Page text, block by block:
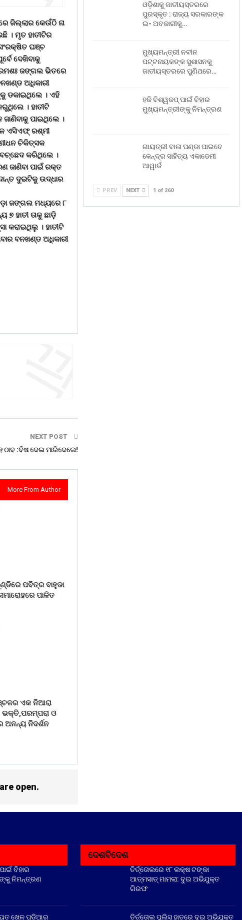
ଜିଲ୍ଲାର କେଉଁଠି ନା
। ମୃତ ହାତୀଟିର
ଘଞ୍ଚ
ଦେଖିବାକୁ
ଜଙ୍ଗଲ ଭିତରେ
ଅଧିକାରୀ
ଡକାଇଥିଲେ । ଏହି
। ହାତୀଟି
ପାଇଥିଲେ ।
ଏସିଏଫ୍ ରଶ୍ମୀ
ଚିକିତ୍ସକ
କରିଥିଲେ ।
ଜାଣିବା ପାଇଁ ରକ୍ତ
ଦୁଇଟିକୁ ଉଦ୍ଧାର
ଜଙ୍ଗଲ ମଧ୍ୟରେ ୮
ହାତୀ ତାକୁ ଛାଡ଼ି
କରାଇଥିଲୁ । ହାତୀଟି
ବନଖଣ୍ଡ ଅଧିକାରୀ
NEXT POST
ଠାବ :ବିଷ ଦେଇ ମାରିଦେଲେ!
More From Author
ପବିତ୍ର ବାହୁଡା
ପାଳିତ
ଏକ ନିଆରା
ଭକ୍ତି,ପରମ୍ପରା ଓ
ଅନନ୍ୟ ନିଦର୍ଶନ
open.
ଓଡ଼ିଶାକୁ ଜାତୀୟସ୍ତରରେ
ପୁରସ୍କୃତ : ରାଜ୍ୟ ସରକାରଙ୍କ
ଇ- ଅବକାରୀକୁ…
ମୁଖ୍ୟମନ୍ତ୍ରୀ ନବୀନ
ପଟ୍ଟନାୟକଙ୍କ ସୁଶାସନକୁ
ଜାତୀୟସ୍ତରରେ ପୁଣିଥରେ…
ହକି ବିଶ୍ୱକପ୍ ପାଇଁ ବିହାର
ମୁଖ୍ୟମନ୍ତ୍ରୀଙ୍କୁ ନିମନ୍ତ୍ରଣ
ଗାୟତ୍ରୀ ବାଳା ପଣ୍ଡା ପାଇବେ
କେନ୍ଦ୍ର ସାହିତ୍ୟ ଏକାଡେମୀ
ଆୱାର୍ଡ
PREV NEXT 1 of 260
ବିହାର
ନିମନ୍ତ୍ରଣ
ଖେଳ ପଡ଼ିଆର
ଦେଶବିଦେଶ
ତିର୍ତ୍ତୋଲରେ ୧୮ ଲକ୍ଷ ଟଙ୍କା
ଆତ୍ମସାତ୍ ମାମଲା: ଦୁଇ ଅଭିଯୁକ୍ତ
ଗିରଫ
ତିର୍ତ୍ତୋଲ ପୁଲିସ ହାତରେ ଦୁଇ ଅଭିଯୁକ୍ତ